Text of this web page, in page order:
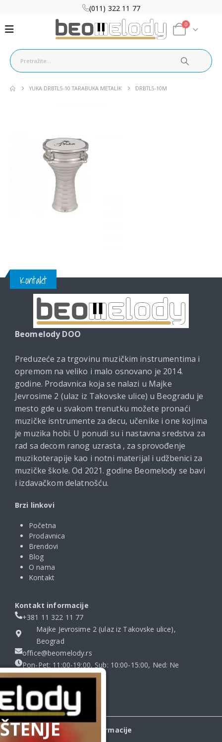
(011) 322 11 77
0
YUKA DRBTL5-10 TARABUKA METALIK DRBTL5-10M
Kontakt
Beomelody DOO
Preduzeće za trgovinu muzičkim instrumentima i
opremom na veliko i malo osnovano je 2014.
godine. Prodavnica koja se nalazi u Majke
Jevrosime 2 (ulaz iz Takovske ulice) u Beogradu je
mesto gde u svakom trenutku možete pronaći
muzičke isntrumente za decu, učenike i one kojima
je muzika hobi. U ponudi su i nastavna sredstva za
rad sa decom ranog uzrasta , za sprovođenje
muzikoterapije kao i notni materijal i udžbenici za
muzičke škole. Od 2021. godine Beomelody se bavi
i izdavačkom delatnošću.
Brzi linkovi
Početna
Prodavnica
Brendovi
Blog
O nama
Kontakt
Kontakt informacije
+381 11 322 11 77
Majke Jevrosime 2 (ulaz iz Takovske ulice),
Beograd
office@beomelody.rs
Pon-Pet: 11:00-19:00, Sub: 10:00-15:00, Ned: Ne
radimo
Informacije